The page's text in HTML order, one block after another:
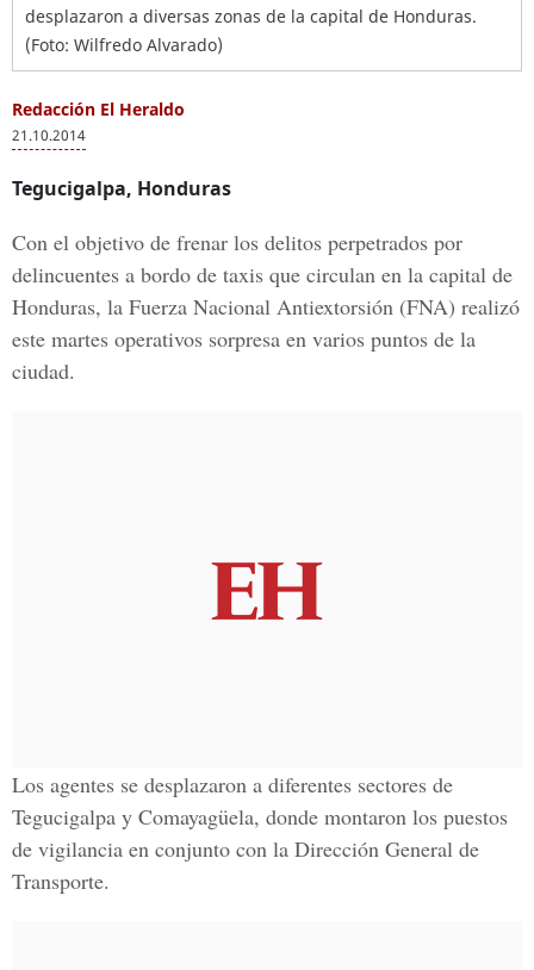
desplazaron a diversas zonas de la capital de Honduras.
(Foto: Wilfredo Alvarado)
Redacción El Heraldo
21.10.2014
Tegucigalpa, Honduras
Con el objetivo de frenar los delitos perpetrados por
delincuentes a bordo de taxis que circulan en la capital de
Honduras, la Fuerza Nacional Antiextorsión (FNA) realizó
este martes operativos sorpresa en varios puntos de la
ciudad.
Los agentes se desplazaron a diferentes sectores de
Tegucigalpa y Comayagüela, donde montaron los puestos
de vigilancia en conjunto con la Dirección General de
Transporte.